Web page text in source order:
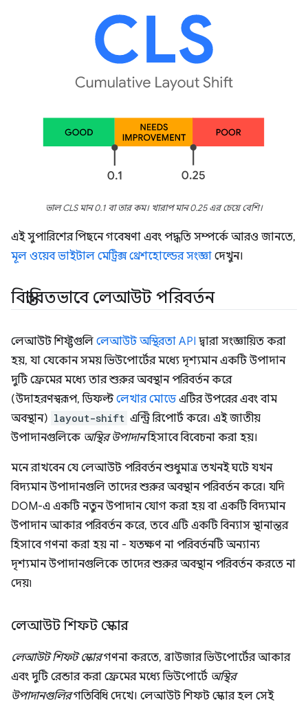
ভাল CLS মান 0.1 বা তার কম। খারাপ মান 0.25 এর চেয়ে বেশি।
এই সুপারিশের পিছনে গবেষণা এবং পদ্ধতি সম্পর্কে আরও জানতে,
মূল ওয়েব ভাইটাল মেট্রিক্স থ্রেশহোল্ডের সংজ্ঞা দেখুন।
বিস্তারিতভাবে লেআউট পরিবর্তন
লেআউট শিফ্টগুলি লেআউট অস্থিরতা API দ্বারা সংজ্ঞায়িত করা
হয়, যা যেকোন সময় ভিউপোর্টের মধ্যে দৃশ্যমান একটি উপাদান
দুটি ফ্রেমের মধ্যে তার শুরুর অবস্থান পরিবর্তন করে
(উদাহরণস্বরূপ, ডিফল্টলেখার মোডেএটির উপরের এবং বাম
অবস্থান) layout-shift এন্ট্রি রিপোর্ট করে। এই জাতীয়
উপাদানগুলিকে অস্থির উপাদানহিসাবে বিবেচনা করা হয়।
মনে রাখবেন যে লেআউট পরিবর্তন শুধুমাত্র তখনই ঘটে যখন
বিদ্যমান উপাদানগুলি তাদের শুরুর অবস্থান পরিবর্তন করে। যদি
DOM-এ একটি নতুন উপাদান যোগ করা হয় বা একটি বিদ্যমান
উপাদান আকার পরিবর্তন করে, তবে এটি একটি বিন্যাস স্থানান্তর
হিসাবে গণনা করা হয় না - যতক্ষণ না পরিবর্তনটি অন্যান্য
দৃশ্যমান উপাদানগুলিকে তাদের শুরুর অবস্থান পরিবর্তন করতে না
দেয়৷
লেআউট শিফট স্কোর
লেআউট শিফট স্কোরগণনা করতে, ব্রাউজার ভিউপোর্টের আকার
এবং দুটি রেন্ডার করা ফ্রেমের মধ্যে ভিউপোর্টে অস্থির
উপাদানগুলিরগতিবিধি দেখে। লেআউট শিফট স্কোর হল সেই